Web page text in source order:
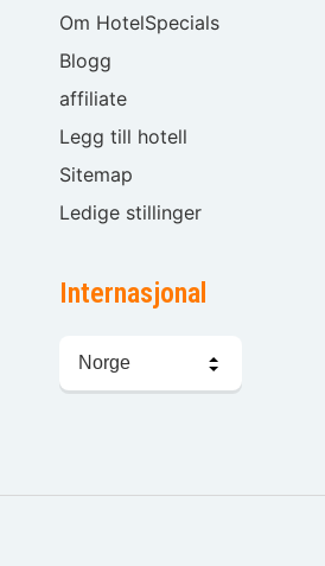
Om HotelSpecials
Blogg
affiliate
Legg till hotell
Sitemap
Ledige stillinger
Internasjonal